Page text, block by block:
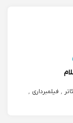
, فیلمبرداری ,